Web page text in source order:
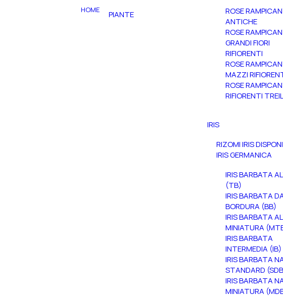
HOME PIANTE
ROSE
ANTICHE
ROSE
GRANDI FIORI
RIFIORENTI
ROSE
MAZZI
ROSE
RIFIORENTI
IRIS
RIZOMI IRIS
IRIS GERMANICA
IRIS BARBATA
(TB)
IRIS BARBATA
BORDURA (BB)
IRIS BARBATA
MINIATURA
IRIS BARBATA
INTERMEDIA (IB)
IRIS BARBATA
STANDARD
IRIS BARBATA
MINIATURA